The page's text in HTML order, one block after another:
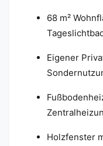
68 m²
Eigener
Holzfenster